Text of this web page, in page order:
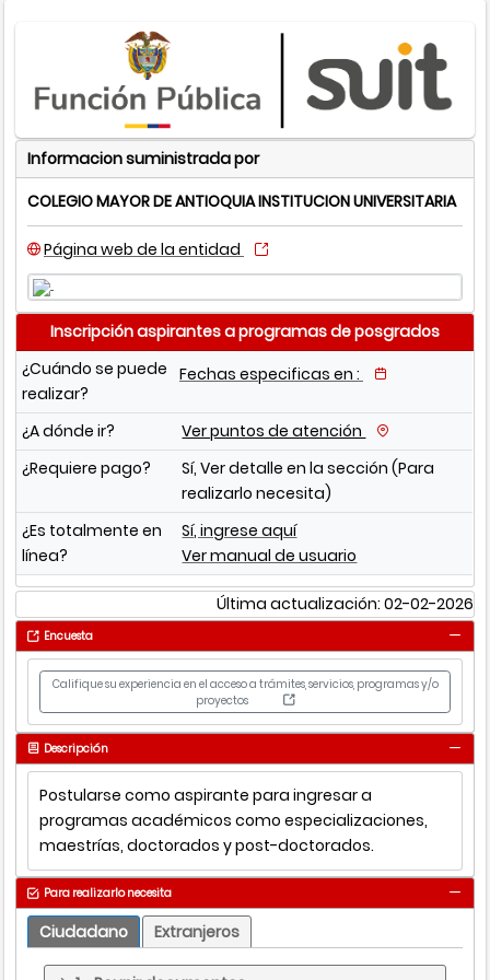
Informacion suministrada por
COLEGIO MAYOR DE ANTIOQUIA INSTITUCION UNIVERSITARIA
Página web de la entidad
Inscripción aspirantes a programas de posgrados
¿Cuándo se puede
realizar?
Fechas especificas en :
¿A dónde ir?
Ver puntos de atención
¿Requiere pago?
Sí, Ver detalle en la sección (Para
realizarlo necesita)
¿Es totalmente en
línea?
Sí, ingrese aquí
Ver manual de usuario
Última actualización: 02-02-2026
Encuesta
Califique su experiencia en el acceso a trámites, servicios, programas y/o
proyectos
Descripción
Postularse como aspirante para ingresar a
programas académicos como especializaciones,
maestrías, doctorados y post-doctorados.
Para realizarlo necesita
Ciudadano Extranjeros